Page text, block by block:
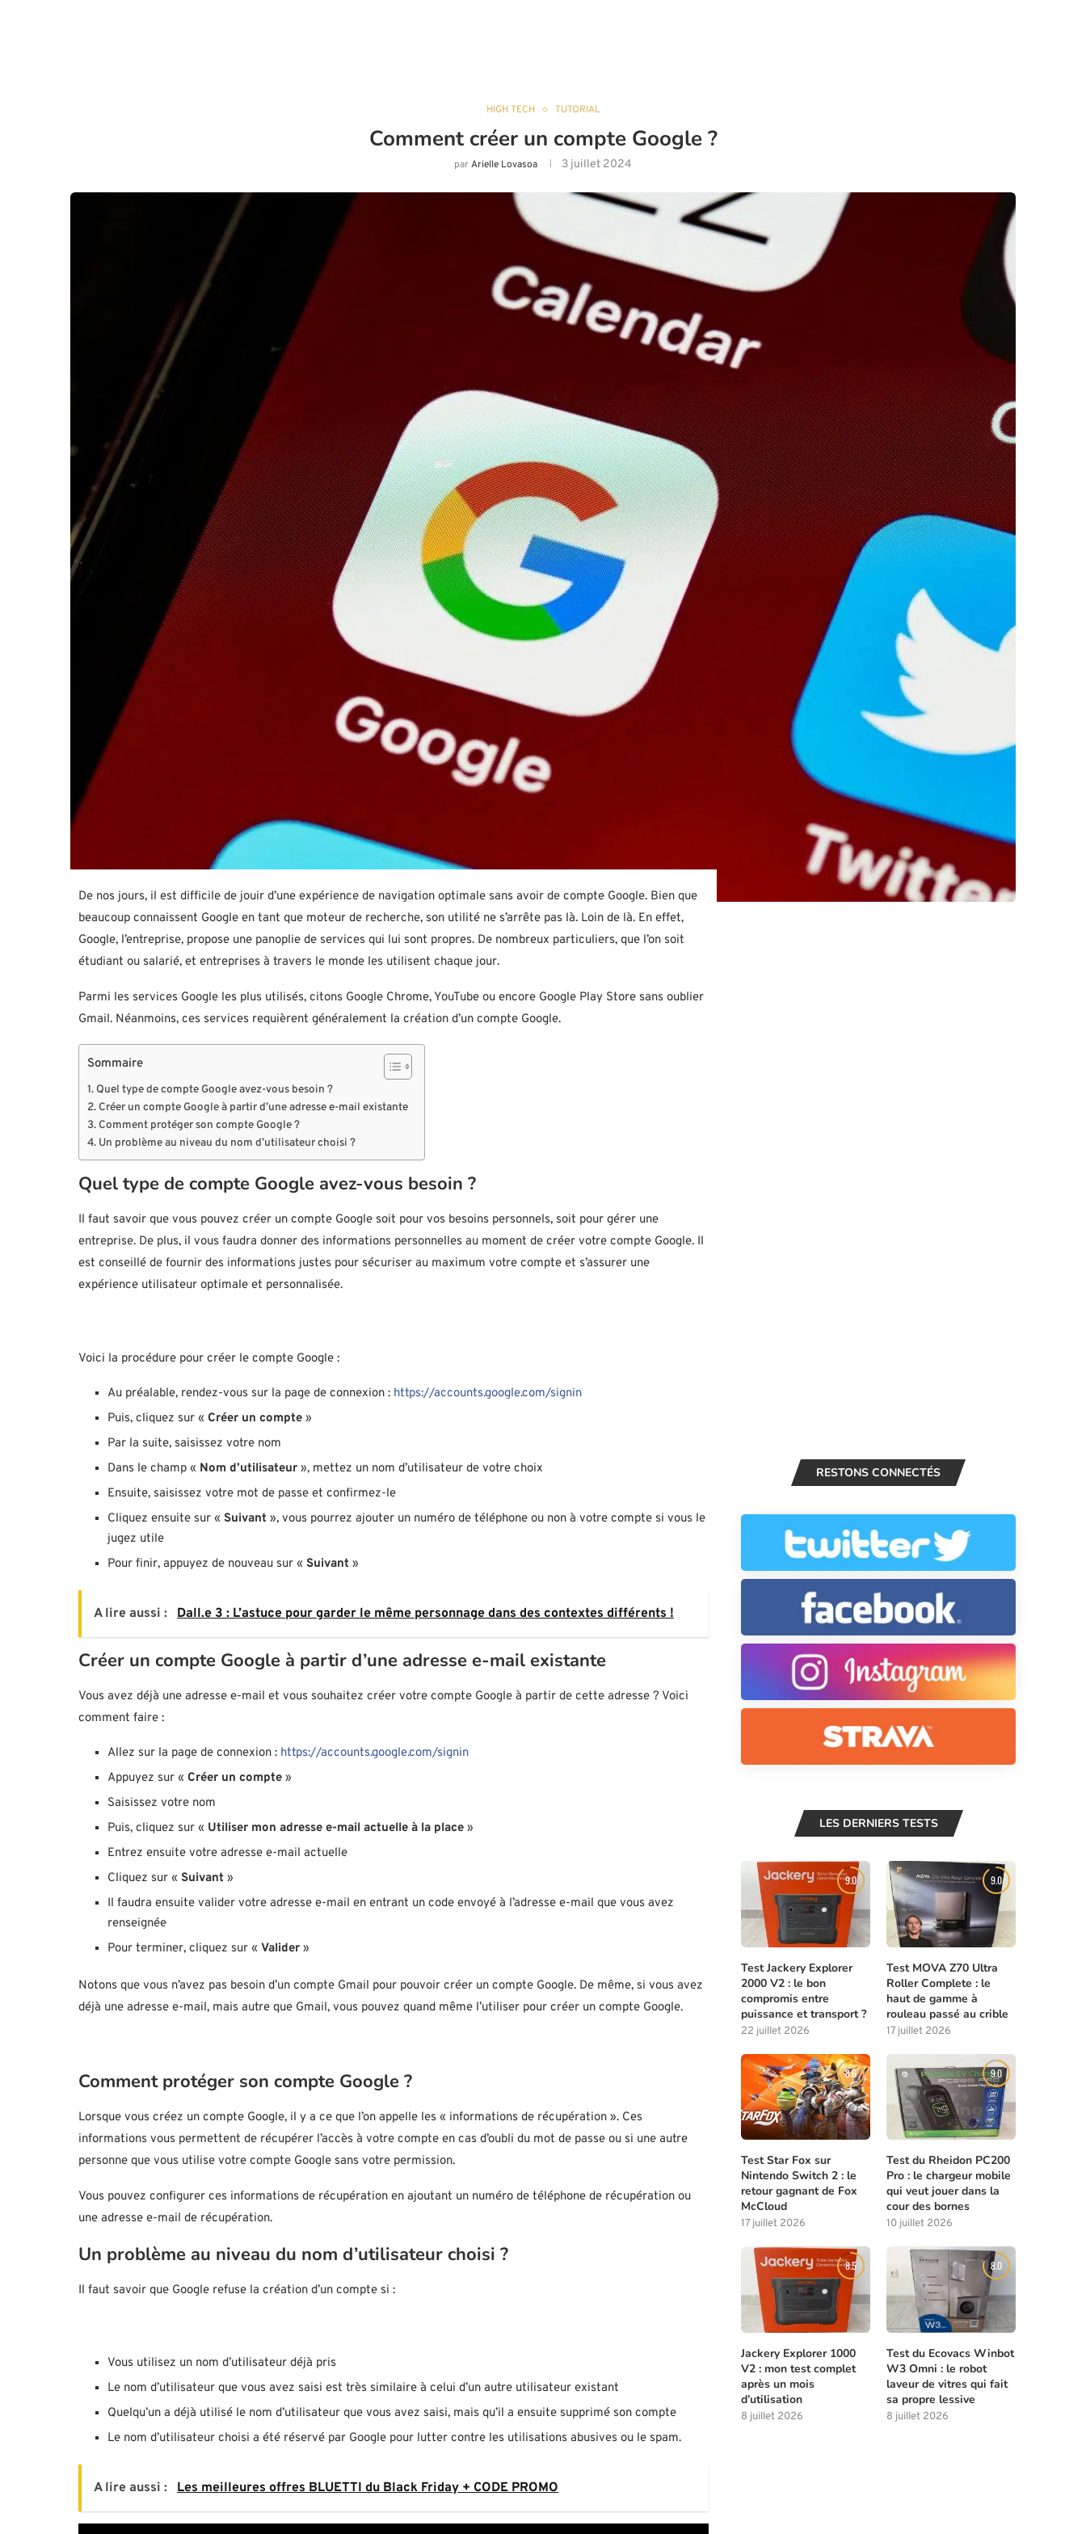
HIGH TECH TUTORIAL
Comment créer un compte Google ?
parArielle Lovasoa 3 juillet 2024
De nos jours, il est difficile de jouir d’une expérience de navigation optimale sans avoir de compte Google. Bien que
beaucoup connaissent Google en tant que moteur de recherche, son utilité ne s’arrête pas là. Loin de là. En effet,
Google, l’entreprise, propose une panoplie de services qui lui sont propres. De nombreux particuliers, que l’on soit
étudiant ou salarié, et entreprises à travers le monde les utilisent chaque jour.
Parmi les services Google les plus utilisés, citons Google Chrome, YouTube ou encore Google Play Store sans oublier
Gmail. Néanmoins, ces services requièrent généralement la création d’un compte Google.
Sommaire
Quel type de compte Google avez-vous besoin ?
Créer un compte Google à partir d’une adresse e-mail existante
Comment protéger son compte Google ?
Un problème au niveau du nom d’utilisateur choisi ?
Quel type de compte Google avez-vous besoin ?
Il faut savoir que vous pouvez créer un compte Google soit pour vos besoins personnels, soit pour gérer une
entreprise. De plus, il vous faudra donner des informations personnelles au moment de créer votre compte Google. Il
est conseillé de fournir des informations justes pour sécuriser au maximum votre compte et s’assurer une
expérience utilisateur optimale et personnalisée.
Voici la procédure pour créer le compte Google :
Au préalable, rendez-vous sur la page de connexion : https://accounts.google.com/signin
Puis, cliquez sur « Créer un compte »
Par la suite, saisissez votre nom
Dans le champ « Nom d’utilisateur », mettez un nom d’utilisateur de votre choix
Ensuite, saisissez votre mot de passe et confirmez-le
Cliquez ensuite sur « Suivant », vous pourrez ajouter un numéro de téléphone ou non à votre compte si vous le
jugez utile
Pour finir, appuyez de nouveau sur « Suivant »
A lire aussi : Dall.e 3 : L’astuce pour garder le même personnage dans des contextes différents !
Créer un compte Google à partir d’une adresse e-mail existante
Vous avez déjà une adresse e-mail et vous souhaitez créer votre compte Google à partir de cette adresse ? Voici
comment faire :
Allez sur la page de connexion : https://accounts.google.com/signin
Appuyez sur « Créer un compte »
Saisissez votre nom
Puis, cliquez sur « Utiliser mon adresse e-mail actuelle à la place »
Entrez ensuite votre adresse e-mail actuelle
Cliquez sur « Suivant »
Il faudra ensuite valider votre adresse e-mail en entrant un code envoyé à l’adresse e-mail que vous avez
renseignée
Pour terminer, cliquez sur « Valider »
Notons que vous n’avez pas besoin d’un compte Gmail pour pouvoir créer un compte Google. De même, si vous avez
déjà une adresse e-mail, mais autre que Gmail, vous pouvez quand même l’utiliser pour créer un compte Google.
Comment protéger son compte Google ?
Lorsque vous créez un compte Google, il y a ce que l’on appelle les « informations de récupération ». Ces
informations vous permettent de récupérer l’accès à votre compte en cas d’oubli du mot de passe ou si une autre
personne que vous utilise votre compte Google sans votre permission.
Vous pouvez configurer ces informations de récupération en ajoutant un numéro de téléphone de récupération ou
une adresse e-mail de récupération.
Un problème au niveau du nom d’utilisateur choisi ?
Il faut savoir que Google refuse la création d’un compte si :
Vous utilisez un nom d’utilisateur déjà pris
Le nom d’utilisateur que vous avez saisi est très similaire à celui d’un autre utilisateur existant
Quelqu’un a déjà utilisé le nom d’utilisateur que vous avez saisi, mais qu’il a ensuite supprimé son compte
Le nom d’utilisateur choisi a été réservé par Google pour lutter contre les utilisations abusives ou le spam.
A lire aussi : Les meilleures offres BLUETTI du Black Friday + CODE PROMO
RESTONS CONNECTÉS
LES DERNIERS TESTS
9.0
Test Jackery Explorer
2000 V2 : le bon
compromis entre
puissance et transport ?
22 juillet 2026
9.0
Test MOVA Z70 Ultra
Roller Complete : le
haut de gamme à
rouleau passé au crible
17 juillet 2026
8.0
Test Star Fox sur
Nintendo Switch 2 : le
retour gagnant de Fox
McCloud
17 juillet 2026
9.0
Test du Rheidon PC200
Pro : le chargeur mobile
qui veut jouer dans la
cour des bornes
10 juillet 2026
8.5
Jackery Explorer 1000
V2 : mon test complet
après un mois
d’utilisation
8 juillet 2026
8.0
Test du Ecovacs Winbot
W3 Omni : le robot
laveur de vitres qui fait
sa propre lessive
8 juillet 2026